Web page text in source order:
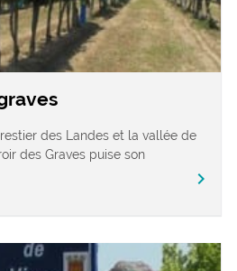
des Landes et la vallée de
des Graves puise son
chevron_right